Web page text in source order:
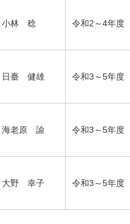
小林 稔 令和2～4年度
日臺 健雄 令和3～5年度
海老原 諭 令和3～5年度
大野 幸子 令和3～5年度